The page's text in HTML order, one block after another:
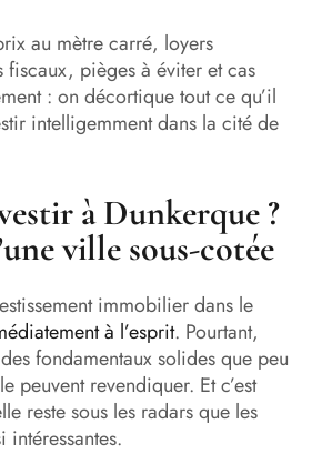
au mètre carré, loyers
pièges à éviter et cas
: on décortique tout ce qu’il
intelligemment dans la cité de
à Dunkerque ?
ville sous-cotée
immobilier dans le
à l’esprit. Pourtant,
fondamentaux solides que peu
peuvent revendiquer. Et c’est
reste sous les radars que les
intéressantes.